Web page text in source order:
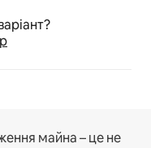
майна – це не